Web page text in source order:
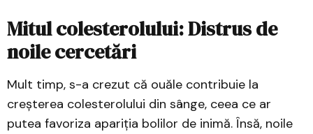
Mitul colesterolului: Distrus de
noile cercetări
Mult timp, s-a crezut că ouăle contribuie la
creșterea colesterolului din sânge, ceea ce ar
putea favoriza apariția bolilor de inimă. Însă, noile